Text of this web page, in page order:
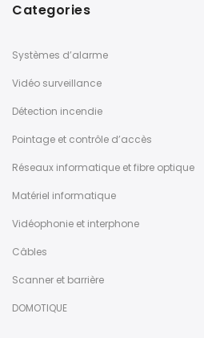
Categories
Systèmes d’alarme
Vidéo surveillance
Détection incendie
Pointage et contrôle d’accès
Réseaux informatique et fibre optique
Matériel informatique
Vidéophonie et interphone
Câbles
Scanner et barrière
DOMOTIQUE